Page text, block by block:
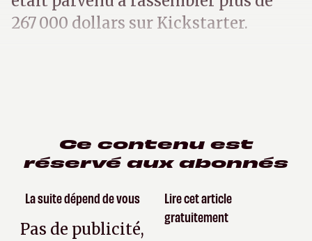
267 000 dollars sur Kickstarter.
Ce contenu est
réservé aux abonnés
La suite dépend de vous
Pas de publicité,
Lire cet article
gratuitement